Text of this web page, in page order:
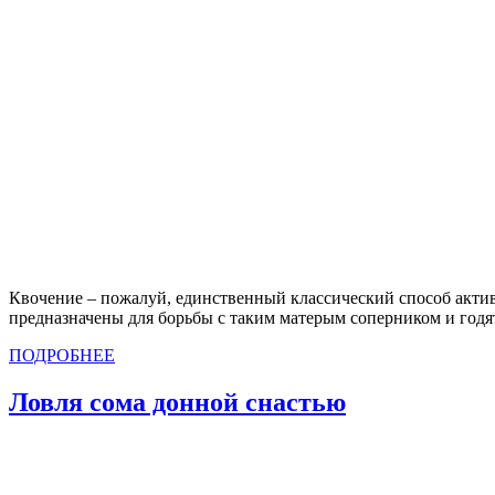
Квочение – пожалуй, единственный классический способ
предназначены для борьбы с таким матерым соперником и
ПОДРОБНЕЕ
Ловля сома донной снастью